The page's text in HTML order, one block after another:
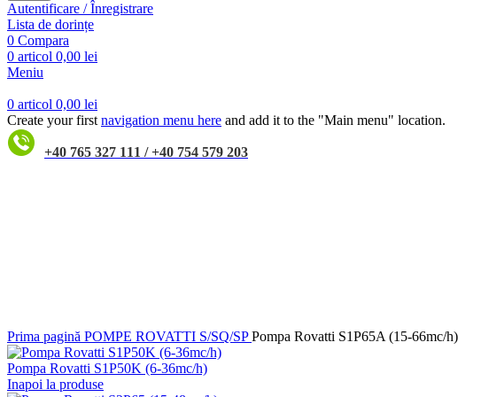
Autentificare / Înregistrare
Lista de dorințe
0 Compara
0 articol 0,00 lei
Meniu
0 articol 0,00 lei
Create your first navigation menu here and add it to the "Main menu" location.
+40 765 327 111 / +40 754 579 203
Prima pagină POMPE ROVATTI S/SQ/SPPompa Rovatti S1P65A (15-66mc/h)
Pompa Rovatti S1P50K (6-36mc/h)
Inapoi la produse